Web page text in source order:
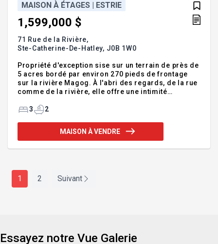
MAISON À ÉTAGES | ESTRIE
1,599,000 $
71 Rue de la Rivière,
Ste-Catherine-De-Hatley, J0B 1W0
Propriété d'exception sise sur un terrain de près de
5 acres bordé par environ 270 pieds de frontage
sur la rivière Magog. À l'abri des regards, de la rue
comme de la rivière, elle offre une intimité
unique. Construite en 2009 et impeccablement
espaces chaleureux et lumineux, un foyer, des
planchers chauffants, un magnifique étang
la rivière navigable, un véritable
3 2
MAISON À VENDRE
1 2 Suivant
Essayez notre Vue Galerie